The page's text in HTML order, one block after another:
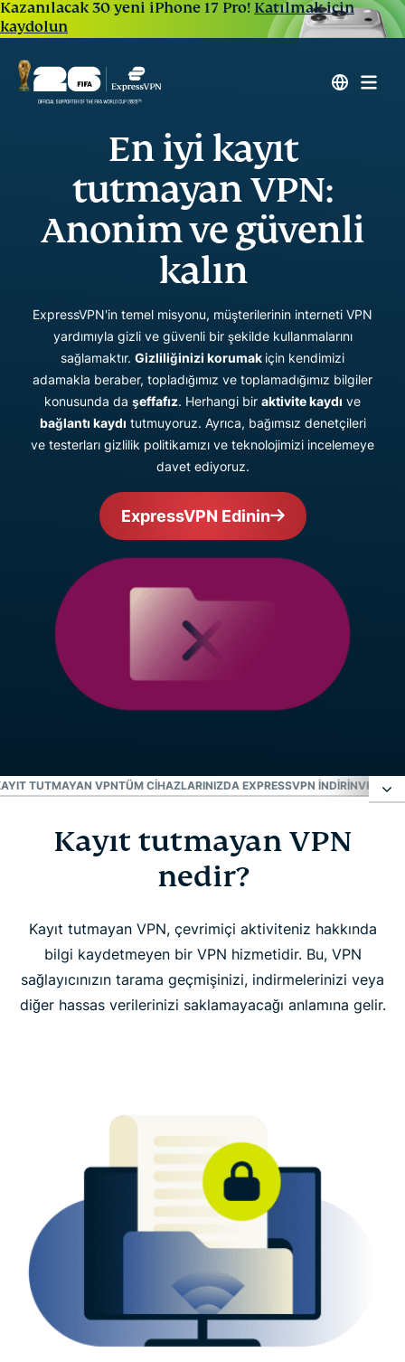
Kazanılacak 30 yeni iPhone 17 Pro! Katılmak için
kaydolun
En iyi kayıt
tutmayan VPN:
Anonim ve güvenli
kalın
ExpressVPN'in temel misyonu, müşterilerinin interneti VPN
yardımıyla gizli ve güvenli bir şekilde kullanmalarını
sağlamaktır. Gizliliğinizi korumak için kendimizi
adamakla beraber, topladığımız ve toplamadığımız bilgiler
konusunda da şeffafız. Herhangi bir aktivite kaydı ve
bağlantı kaydı tutmuyoruz. Ayrıca, bağımsız denetçileri
ve testerları gizlilik politikamızı ve teknolojimizi incelemeye
davet ediyoruz.
ExpressVPN Edinin
TUTMAYAN VPNTÜM CIHAZLARINIZDA EXPRESSVPN INDIRINVPN
Kayıt tutmayan VPN nedir?
ExpressVPN: Güvenebileceğiniz, kayıt tutmayan
ExpressVPN neyi niçin toplar
VPN kullanmak hakkında daha fazlasını öğrenin
Bağlantı veya aktivite kaydı tutmayan bir VPN'e mi
ihtiyacınız var?
Kayıt tutmayan VPN
nedir?
Kayıt tutmayan VPN, çevrimiçi aktiviteniz hakkında
bilgi kaydetmeyen bir VPN hizmetidir. Bu, VPN
sağlayıcınızın tarama geçmişinizi, indirmelerinizi veya
diğer hassas verilerinizi saklamayacağı anlamına gelir.